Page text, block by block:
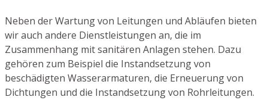
Neben der Wartung von Leitungen und Abläufen bieten
wir auch andere Dienstleistungen an, die im
Zusammenhang mit sanitären Anlagen stehen. Dazu
gehören zum Beispiel die Instandsetzung von
beschädigten Wasserarmaturen, die Erneuerung von
Dichtungen und die Instandsetzung von Rohrleitungen.